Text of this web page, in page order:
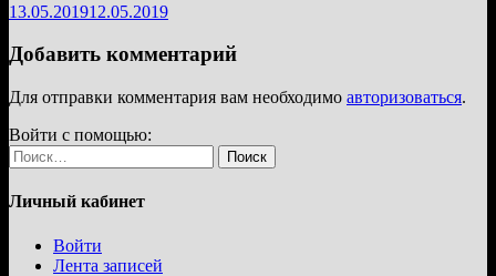
13.05.201912.05.2019
Добавить комментарий
Для отправки комментария вам необходимо авторизоваться.
Войти с помощью:
Найти:
Личный кабинет
Войти
Лента записей